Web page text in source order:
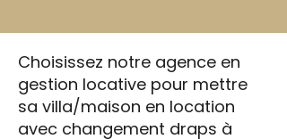
Choisissez notre agence en
gestion locative pour mettre
sa villa/maison en location
avec changement draps à